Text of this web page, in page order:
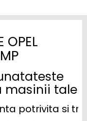
OPEL
masinii tale
potrivita si